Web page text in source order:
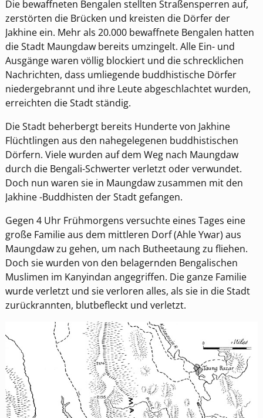
Die bewaffneten Bengalen stellten Straßensperren auf,
zerstörten die Brücken und kreisten die Dörfer der
Jakhine ein. Mehr als 20.000 bewaffnete Bengalen hatten
die Stadt Maungdaw bereits umzingelt. Alle Ein- und
Ausgänge waren völlig blockiert und die schrecklichen
Nachrichten, dass umliegende buddhistische Dörfer
niedergebrannt und ihre Leute abgeschlachtet wurden,
erreichten die Stadt ständig.
Die Stadt beherbergt bereits Hunderte von Jakhine
Flüchtlingen aus den nahegelegenen buddhistischen
Dörfern. Viele wurden auf dem Weg nach Maungdaw
durch die Bengali-Schwerter verletzt oder verwundet.
Doch nun waren sie in Maungdaw zusammen mit den
Jakhine -Buddhisten der Stadt gefangen.
Gegen 4 Uhr Frühmorgens versuchte eines Tages eine
große Familie aus dem mittleren Dorf (Ahle Ywar) aus
Maungdaw zu gehen, um nach Butheetaung zu fliehen.
Doch sie wurden von den belagernden Bengalischen
Muslimen im Kanyindan angegriffen. Die ganze Familie
wurde verletzt und sie verloren alles, als sie in die Stadt
zurückrannten, blutbefleckt und verletzt.